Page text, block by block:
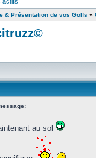
& Présentation de vos Golfs »
au sol